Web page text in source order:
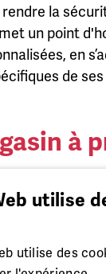
la
un point
en
de
à
nos
MISTER
utilise
utilise des